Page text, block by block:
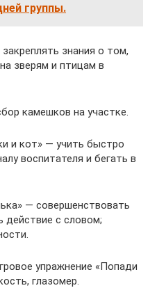
группы.
закреплять знания о том,
зверям и птицам в
камешков на участке.
и кот» — учить быстро
воспитателя и бегать в
— совершенствовать
действие с словом;
упражнение «Попади
глазомер.